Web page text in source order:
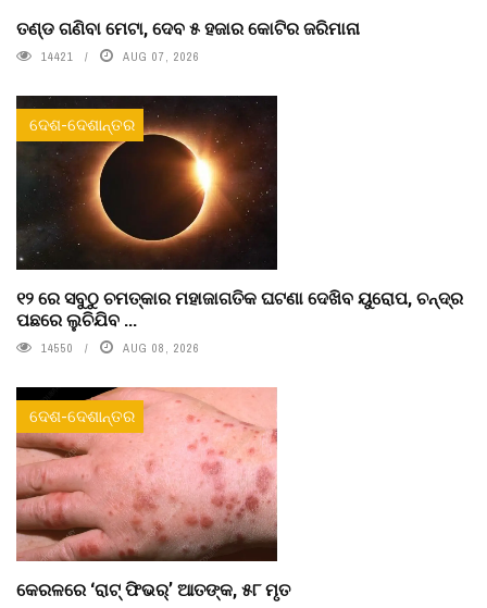
ତଣ୍ଡ ଗଣିବା ମେଟା, ଦେବ ୫ ହଜାର କୋଟିର ଜରିମାନା
14421 AUG 07, 2026
ଦେଶ-ଦେଶାନ୍ତର
୧୨ ରେ ସବୁଠୁ ଚମତ୍କାର ମହାଜାଗତିକ ଘଟଣା ଦେଖିବ ୟୁରୋପ, ଚନ୍ଦ୍ର
ପଛରେ ଲୁଚିଯିବ ...
14550 AUG 08, 2026
ଦେଶ-ଦେଶାନ୍ତର
କେରଳରେ ‘ରାଟ୍ ଫିଭର୍’ ଆତଙ୍କ, ୫୮ ମୃତ